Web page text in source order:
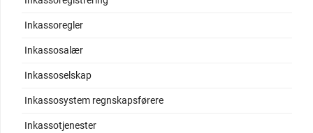
Inkassoregler
Inkassosalær
Inkassoselskap
Inkassosystem regnskapsførere
Inkassotjenester